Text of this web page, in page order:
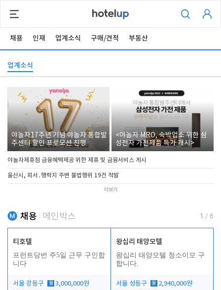
채용 인재 업계소식 구매/견적 부동산
업계소식
야놀자17주년 기념 야놀자 통합발
주센터 할인 프로모션 진행
<야놀자 MRO, 숙박업소 위한 삼
성전자 가전제품 특가 개시>
야놀자제휴점 금융혜택제공 위한 제휴 및 금융서비스 게시
울산시, 피서․행락지 주변 불법행위 19건 적발
더보기
채용 메인박스 1 / 6
티호텔
프런트당번 주5일 근무 구인합
니다
서울 강동구 월 3,000,000원
왕십리 태양모텔
왕십리 태양모텔 청소이모 구
합니다.
서울 성동구 월 2,940,000원